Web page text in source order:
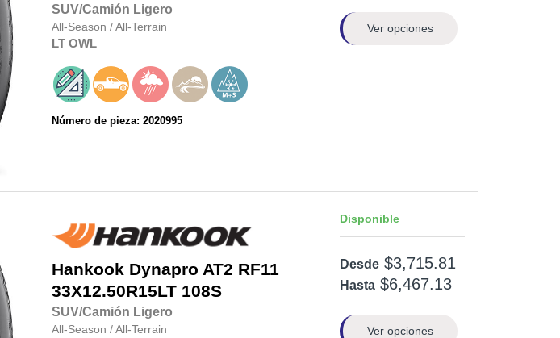
SUV/Camión Ligero
All-Season /All-Terrain
LT OWL
Número de pieza: 2020995
Ver opciones
Hankook Dynapro AT2 RF11
33X12.50R15LT108S
SUV/Camión Ligero
All-Season /All-Terrain
Disponible
Desde $3,715.81
Hasta $6,467.13
Ver opciones